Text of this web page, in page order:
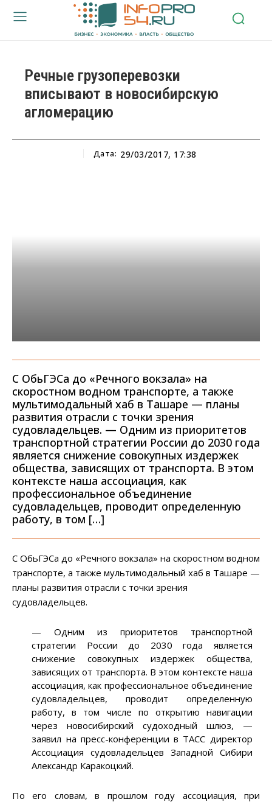
Речные грузоперевозки
вписывают в новосибирскую
агломерацию
Дата: 29/03/2017, 17:38
С ОбьГЭСа до «Речного вокзала» на
скоростном водном транспорте, а также
мультимодальный хаб в Ташаре — планы
развития отрасли с точки зрения
судовладельцев. — Одним из приоритетов
транспортной стратегии России до 2030 года
является снижение совокупных издержек
общества, зависящих от транспорта. В этом
контексте наша ассоциация, как
профессиональное объединение
судовладельцев, проводит определенную
работу, в том […]
С ОбьГЭСа до «Речного вокзала» на скоростном водном
транспорте, а также мультимодальный хаб в Ташаре —
планы развития отрасли с точки зрения
судовладельцев.
— Одним из приоритетов транспортной
стратегии России до 2030 года является
снижение совокупных издержек общества,
зависящих от транспорта. В этом контексте наша
ассоциация, как профессиональное объединение
судовладельцев, проводит определенную
работу, в том числе по открытию навигации
через новосибирский судоходный шлюз, —
заявил на пресс-конференции в ТАСС директор
Ассоциация судовладельцев Западной Сибири
Александр Каракоцкий.
По его словам, в прошлом году ассоциация, при